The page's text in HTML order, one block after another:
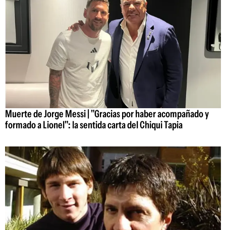
Muerte de Jorge Messi | "Gracias por haber acompañado y
formado a Lionel": la sentida carta del Chiqui Tapia